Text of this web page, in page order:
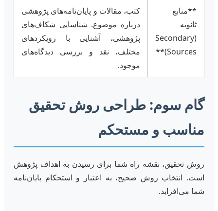
**منابع
ثانویه
(Secondary
Sources)**
کتب، مقالات و پایان‌نامه‌های پژوهشی
درباره موضوع. شناسایی شکاف‌های
پژوهشی، آشنایی با رویکردهای
مختلف، نقد و بررسی دیدگاه‌های
موجود.
گام سوم: طراحی روش تحقیق
مناسب و مستحکم
روش تحقیق، نقشه راه شما برای رسیدن به اهداف پژوهش
است. انتخاب روش صحیح، به اعتبار و استحکام پایان‌نامه
شما می‌افزاید.